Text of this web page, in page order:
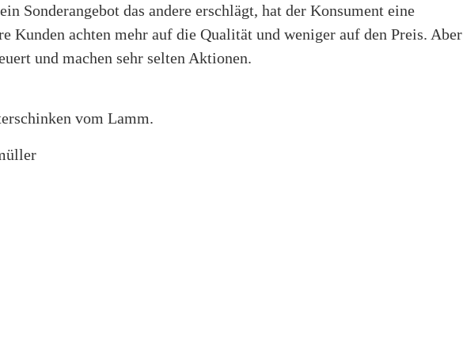
Sonderangebot das andere erschlägt, hat der Konsument eine
Kunden achten mehr auf die Qualität und weniger auf den Preis. Aber
und machen sehr selten Aktionen.
vom Lamm.